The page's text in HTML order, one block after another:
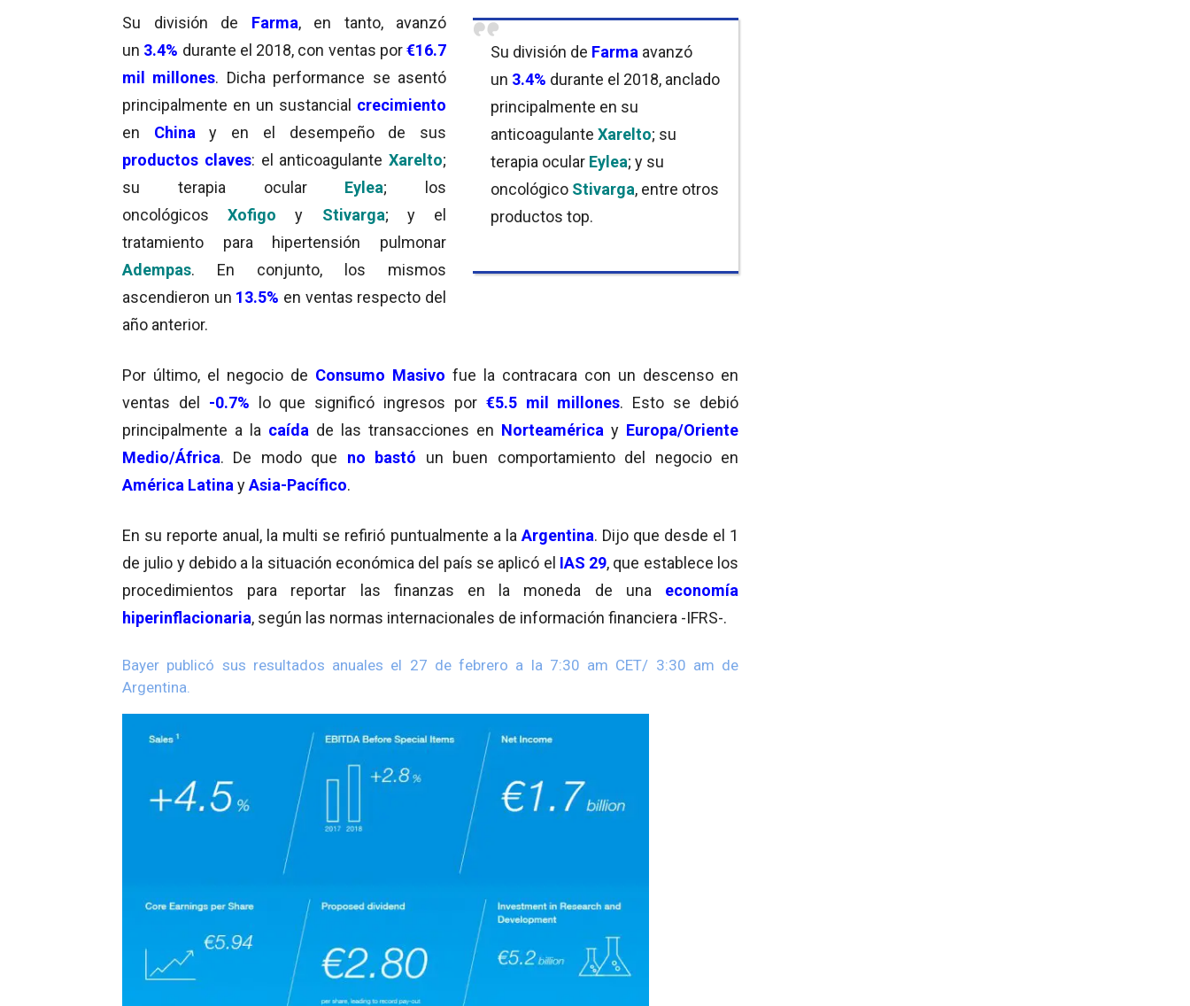
Su división de Farma avanzó
un 3.4% durante el 2018, anclado
principalmente en su
anticoagulante Xarelto; su
terapia ocular Eylea; y su
oncológico Stivarga, entre otros
productos top.
Su división de Farma, en tanto, avanzó
un 3.4% durante el 2018, con ventas por€16.7
mil millones. Dicha performance se asentó
principalmente en un sustancial crecimiento
en China y en el desempeño de sus
productos claves: el anticoagulante Xarelto;
su terapia ocular Eylea; los
oncológicosXofigo y Stivarga; y el
tratamiento para hipertensión pulmonar
Adempas. En conjunto, los mismos
ascendieron un 13.5% en ventas respecto del
año anterior.
Por último, el negocio de Consumo Masivo fue la contracara con un descenso en
ventas del -0.7% lo que significó ingresos por €5.5 mil millones. Esto se debió
principalmente a la caída de las transacciones en Norteamérica y Europa/Oriente
Medio/África. De modo que no bastó un buen comportamiento del negocio en
América Latina yAsia-Pacífico.
En su reporte anual, la multi se refirió puntualmente a la Argentina. Dijo que desde el 1
de julio y debido a la situación económica del país se aplicó el IAS 29, que establece los
procedimientos para reportar las finanzas en la moneda de una economía
hiperinflacionaria, según las normas internacionales de información financiera -IFRS-.
Bayer publicó sus resultados anuales el 27 de febrero a la 7:30 am CET/ 3:30 am de
Argentina.